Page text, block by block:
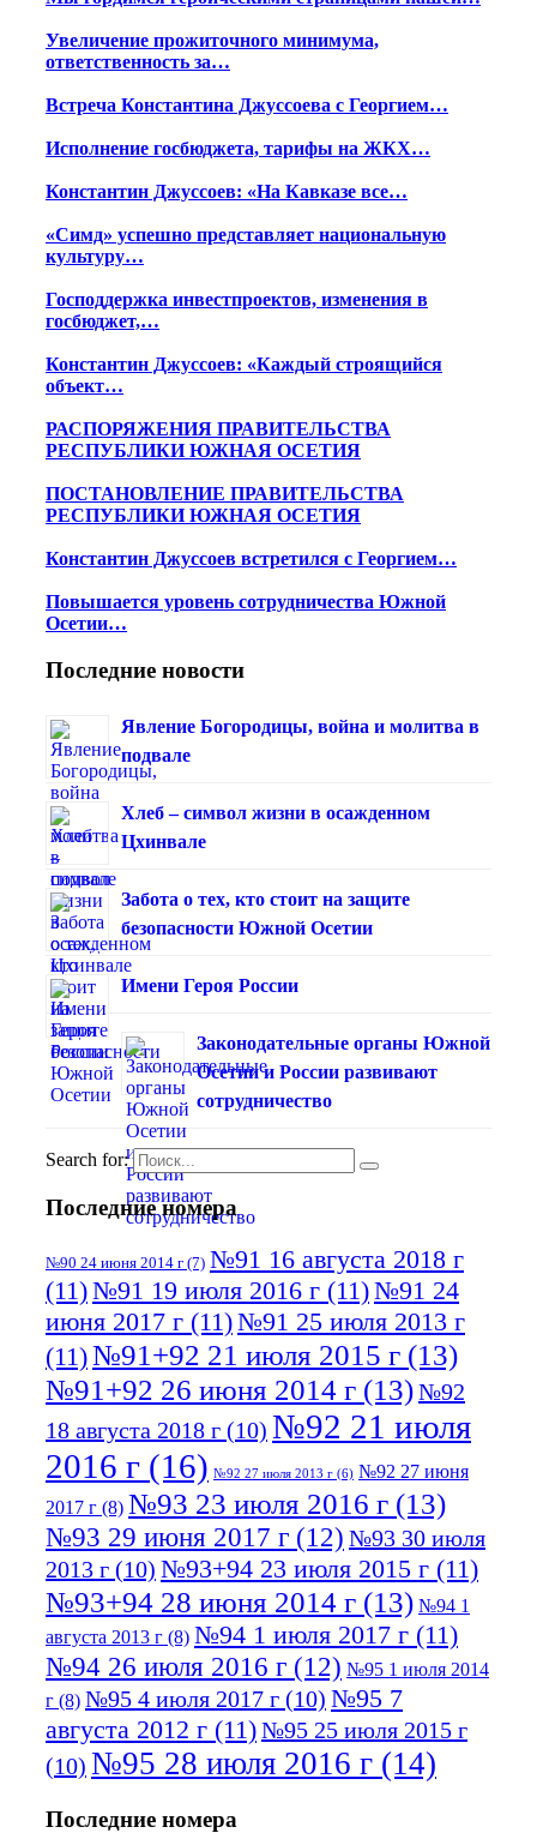
Увеличение прожиточного минимума,
ответственность за…
Встреча Константина Джуссоева с Георгием…
Исполнение госбюджета, тарифы на ЖКХ…
Константин Джуссоев: «На Кавказе все…
«Симд» успешно представляет национальную
культуру…
Господдержка инвестпроектов, изменения в
госбюджет,…
Константин Джуссоев: «Каждый строящийся
объект…
РАСПОРЯЖЕНИЯ ПРАВИТЕЛЬСТВА
РЕСПУБЛИКИ ЮЖНАЯ ОСЕТИЯ
ПОСТАНОВЛЕНИЕ ПРАВИТЕЛЬСТВА
РЕСПУБЛИКИ ЮЖНАЯ ОСЕТИЯ
Константин Джуссоев встретился с Георгием…
Повышается уровень сотрудничества Южной
Осетии…
Последние новости
Явление Богородицы, война и молитва в
подвале
Хлеб – символ жизни в осажденном
Цхинвале
Забота о тех, кто стоит на защите
безопасности Южной Осетии
Имени Героя России
Законодательные органы Южной
Осетии и России развивают
сотрудничество
Search for:
Последние номера
№90 24 июня 2014 г (7) №91 16 августа 2018 г
(11)№91 19 июля 2016 г (11)№91 24
июня 2017 г (11)№91 25 июля 2013 г
(11)№91+92 21 июля 2015 г (13)
№91+92 26 июня 2014 г (13)№92
18 августа 2018 г (10) №92 21 июля
2016 г (16) №92 27 июля 2013 г (6) №92 27 июня
2017 г (8) №93 23 июля 2016 г (13)
№93 29 июня 2017 г (12) №93 30 июля
2013 г (10) №93+94 23 июля 2015 г (11)
№93+94 28 июня 2014 г (13) №94 1
августа 2013 г (8) №94 1 июля 2017 г (11)
№94 26 июля 2016 г (12) №95 1 июля 2014
г (8) №95 4 июля 2017 г (10) №95 7
августа 2012 г (11)№95 25 июля 2015 г
(10) №95 28 июля 2016 г (14)
июля 2017 г(11)№96 9 августа 2012
Последние номера